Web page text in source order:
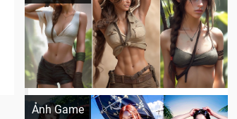
Ảnh Game
Khi AI Cosplay gái đẹp One Piece